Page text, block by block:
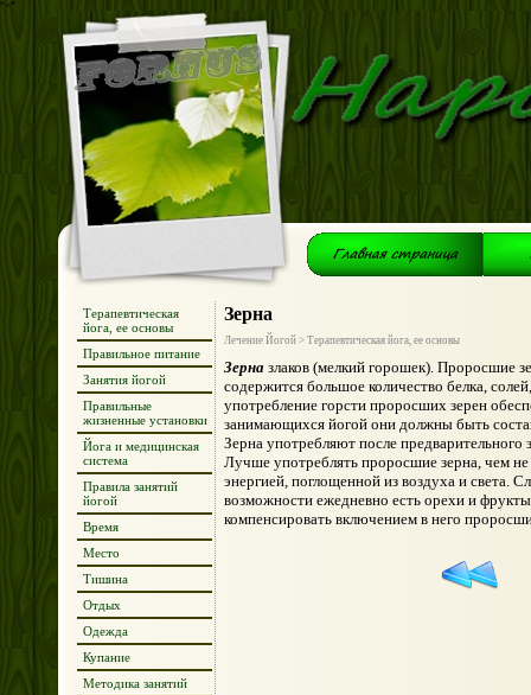
*+*
Зерна
Лечение Йогой > Терапевтическая йога, ее основы
Зерна злаков (мелкий горошек). Проросшие
содержится большое количество белка,
употребление горсти проросших зерен
занимающихся йогой они должны быть
Зерна употребляют после предварительного
Лучше употреблять проросшие зерна, чем
энергией, поглощенной из воздуха и света.
возможности ежедневно есть орехи и
компенсировать включением в него
Терапевтическая
йога, ее основы
Правильное питание
Занятия йогой
Правильные
жизненные установки
Йога и медицинская
система
Правила занятий
йогой
Время
Место
Тишина
Отдых
Одежда
Купание
Методика занятий